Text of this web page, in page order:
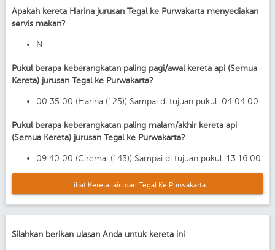
Apakah kereta Harina jurusan Tegal ke Purwakarta menyediakan
servis makan?
N
Pukul berapa keberangkatan paling pagi/awal kereta api (Semua
Kereta) jurusan Tegal ke Purwakarta?
00:35:00 (Harina (125)) Sampai di tujuan pukul: 04:04:00
Pukul berapa keberangkatan paling malam/akhir kereta api
(Semua Kereta) jurusan Tegal ke Purwakarta?
09:40:00 (Ciremai (143)) Sampai di tujuan pukul: 13:16:00
Lihat Kereta lain dari Tegal Ke Purwakarta
Silahkan berikan ulasan Anda untuk kereta ini